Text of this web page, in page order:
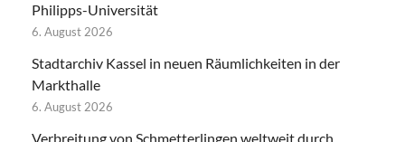
Philipps-Universität
6. August 2026
Stadtarchiv Kassel in neuen Räumlichkeiten in der
Markthalle
6. August 2026
Verbreitung von Schmetterlingen weltweit durch